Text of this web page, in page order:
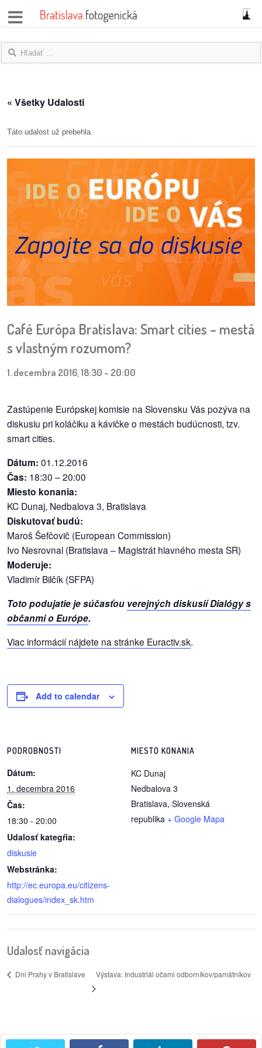
správy
názory
blogy
fotky
granty
pozvánky
Historický
mestské
kauzy
konania
stavebné
konania
pripomienkové
konania
dobrá
prax
odkazy
petície
médií
vychádzky
knihy
výstavy
podpora
podporte
nás
podporili
« Všetky Udalosti
Táto udalost už prebehla.
Café Európa Bratislava: Smart cities – mestá
s vlastným rozumom?
1. decembra 2016, 18:30 - 20:00
Zastúpenie Európskej komisie na Slovensku Vás pozýva na
diskusiu pri koláčiku a kávičke o mestách budúcnosti, tzv.
smart cities.
Dátum: 01.12.2016
Čas: 18:30 – 20:00
Miesto konania:
KC Dunaj, Nedbalova 3, Bratislava
Diskutovať budú:
Maroš Šefčovič (European Commission)
Ivo Nesrovnal (Bratislava – Magistrát hlavného mesta SR)
Moderuje:
Vladimír Bilčík (SFPA)
Toto podujatie je súčasťou verejných diskusií Dialógy s
občanmi o Európe.
Viac informácií nájdete na stránke Euractiv.sk.
Add to calendar
PODROBNOSTI
Dátum:
1. decembra 2016
Čas:
18:30 - 20:00
Udalosť kategŕia:
diskusie
Webstránka:
http://ec.europa.eu/citizens-
dialogues/index_sk.htm
MIESTO KONANIA
KC Dunaj
Nedbalova 3
Bratislava, Slovenská
republika + Google Mapa
Udalosť navigácia
Dni Prahy v Bratislave Výstava: Industriál očami odborníkov/pamätníkov